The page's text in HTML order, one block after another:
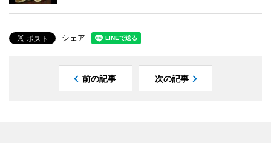
シェア
前の記事 次の記事